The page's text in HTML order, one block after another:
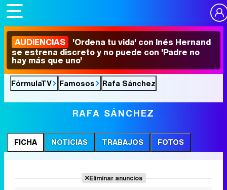
AUDIENCIAS 'Ordena tu vida' con Inés Hernand
se estrena discreto y no puede con 'Padre no
hay más que uno'
FórmulaTV Famosos Rafa Sánchez
RAFA SÁNCHEZ
FICHA NOTICIAS TRABAJOS FOTOS
Eliminar anuncios